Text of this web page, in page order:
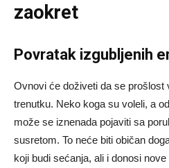
zaokret
Povratak izgubljenih
Ovnovi će doživeti da se prošlost
trenutku. Neko koga su voleli, a
može se iznenada pojaviti sa
susretom. To neće biti običan
koji budi sećanja, ali i donosi